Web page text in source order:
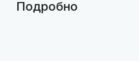
Подробно